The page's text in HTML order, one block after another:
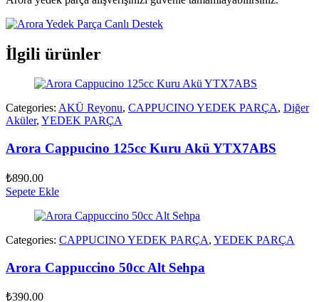
İlgili ürünler
Categories: AKÜ Reyonu, CAPPUCINO YEDEK PARÇA, Diğer
Aküler, YEDEK PARÇA
Arora Cappucino 125cc Kuru Akü YTX7ABS
₺890.00
Sepete Ekle
Categories: CAPPUCINO YEDEK PARÇA, YEDEK PARÇA
Arora Cappuccino 50cc Alt Sehpa
₺390.00